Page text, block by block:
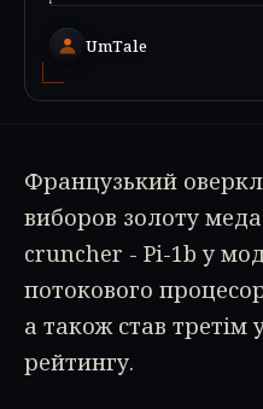
UmTale
Французький
виборов золоту
cruncher - Pi-1b у
потокового
а також став третім
рейтингу.